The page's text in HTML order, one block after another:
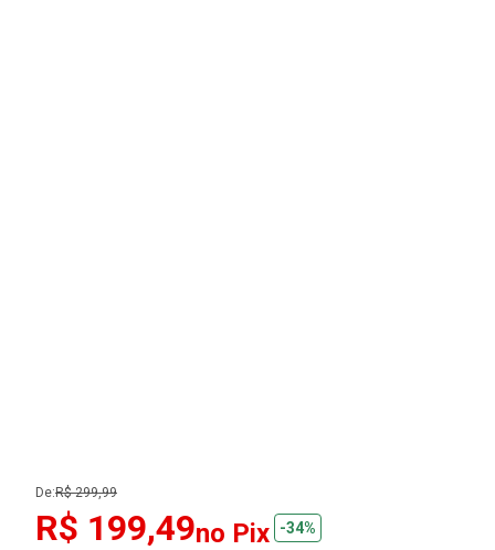
De:R$ 299,99
R$ 199,49no Pix
-34%